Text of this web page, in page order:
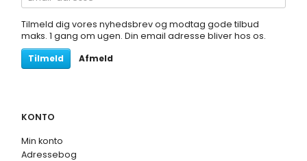
adresse
Tilmeld dig vores nyhedsbrev og modtag gode tilbud
maks. 1 gang om ugen. Din email adresse bliver hos os.
Tilmeld
Afmeld
KONTO
Min konto
Adressebog